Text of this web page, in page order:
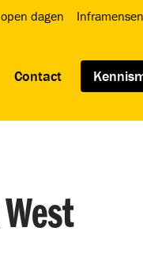
dagen Inframensen
Contact